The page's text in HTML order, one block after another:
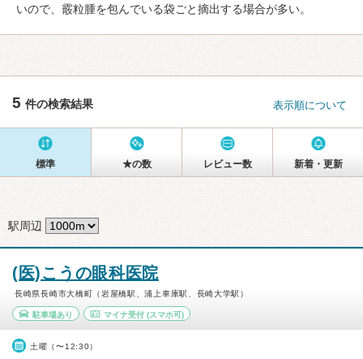
いので、霰粒腫を包んでいる袋ごと摘出する場合が多い。
5 件の検索結果 表示順について
標準 ★の数 レビュー数 新着・更新
駅周辺
(医)こうの眼科医院
長崎県長崎市大橋町（岩屋橋駅、浦上車庫駅、長崎大学駅）
駐車場あり マイナ受付(スマホ可)
土曜（〜12:30）